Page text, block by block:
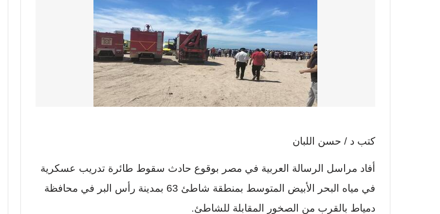
كتب د / حسن اللبان
أفاد مراسل الرسالة العربية في مصر بوقوع حادث سقوط طائرة تدريب عسكرية
في مياه البحر الأبيض المتوسط بمنطقة شاطئ 63 بمدينة رأس البر في محافظة
دمياط بالقرب من الصخور المقابلة للشاطئ.